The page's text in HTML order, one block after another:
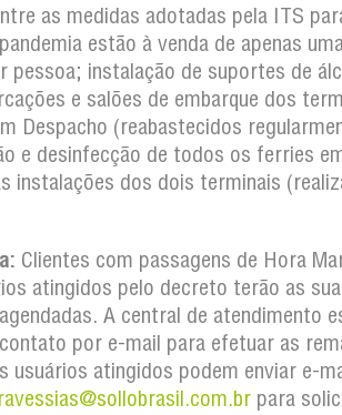
as medidas adotadas pela ITS
estão à venda de apenas
pessoa; instalação de suportes de
e salões de embarque dos
Despacho (reabastecidos
e desinfecção de todos os ferries
instalações dos dois terminais
Clientes com passagens de Hora
atingidos pelo decreto terão as
A central de atendimento
por e-mail para efetuar as
usuários atingidos podem enviar e-
para